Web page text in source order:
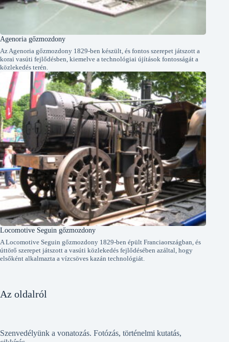
Agenoria gőzmozdony
Az Agenoria gőzmozdony 1829-ben készült, és fontos szerepet játszott a
korai vasúti fejlődésben, kiemelve a technológiai újítások fontosságát a
közlekedés terén.
Locomotive Seguin gőzmozdony
A Locomotive Seguin gőzmozdony 1829-ben épült Franciaországban, és
úttörő szerepet játszott a vasúti közlekedés fejlődésében azáltal, hogy
elsőként alkalmazta a vízcsöves kazán technológiát.
Az oldalról
Szenvedélyünk a vonatozás. Fotózás, történelmi kutatás,